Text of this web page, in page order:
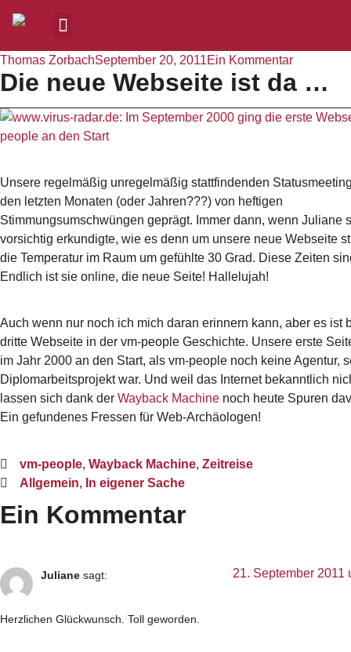
Thomas ZorbachSeptember 20, 2011Ein Kommentar
Die neue Webseite ist da …
Unsere regelmäßig unregelmäßig stattfindenden
den letzten Monaten (oder Jahren???) von heftigen
Stimmungsumschwüngen geprägt. Immer dann, wenn Juliane
vorsichtig erkundigte, wie es denn um unsere neue Webseite
die Temperatur im Raum um gefühlte 30 Grad. Diese Zeiten
Endlich ist sie online, die neue Seite! Hallelujah!
Auch wenn nur noch ich mich daran erinnern kann, aber es ist
dritte Webseite in der vm-people Geschichte. Unsere erste
im Jahr 2000 an den Start, als vm-people noch keine Agentur,
Diplomarbeitsprojekt war. Und weil das Internet bekanntlich
lassen sich dank der Wayback Machine noch heute Spuren
Ein gefundenes Fressen für Web-Archäologen!
vm-people, Wayback Machine, Zeitreise
Allgemein, In eigener Sache
Ein Kommentar
Juliane sagt: 21. September 2011
Herzlichen Glückwunsch. Toll geworden.